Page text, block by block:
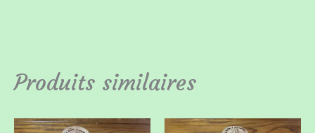
Produits similaires